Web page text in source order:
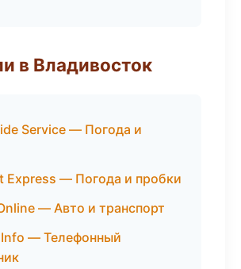
в Владивосток
Service — Погода и
Express — Погода и пробки
— Авто и транспорт
— Телефонный